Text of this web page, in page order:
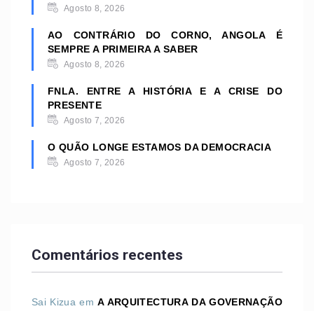
Agosto 8, 2026
AO CONTRÁRIO DO CORNO, ANGOLA É
SEMPRE A PRIMEIRA A SABER
Agosto 8, 2026
FNLA. ENTRE A HISTÓRIA E A CRISE DO
PRESENTE
Agosto 7, 2026
O QUÃO LONGE ESTAMOS DA DEMOCRACIA
Agosto 7, 2026
Comentários recentes
Sai Kizua emA ARQUITECTURA DA GOVERNAÇÃO